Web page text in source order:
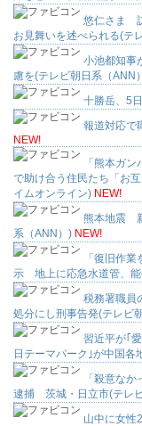
悠仁さま
お見舞いを述べられる(テ
小池都知事
慮を(テレビ朝日系（ANN
十勝岳、5
報道対応で
NEW!
「熊本ガ
で助け合う住民たち「お
イムオンライン) NEW!
熊本地震
系（ANN）) NEW!
「復旧作
示 地上に応急水道管、能
税務署職員
処分にし刑事告発(テレビ
習近平が｢
日テーマパーク｣が中国各
「殺意な
逮捕 茨城・日立市(テレ
山中に女性